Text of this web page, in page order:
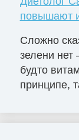
повышают
Сложно
зелени
будто
принципе,